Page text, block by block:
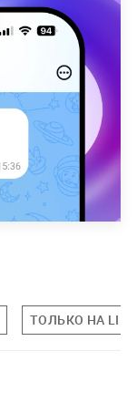
ТОЛЬКО НА LIFE